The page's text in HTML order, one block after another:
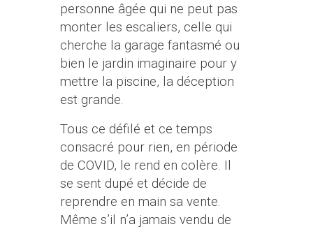
personne âgée qui ne peut pas
monter les escaliers, celle qui
cherche la garage fantasmé ou
bien le jardin imaginaire pour y
mettre la piscine, la déception
est grande.
Tous ce défilé et ce temps
consacré pour rien, en période
de COVID, le rend en colère. Il
se sent dupé et décide de
reprendre en main sa vente.
Même s’il n’a jamais vendu de